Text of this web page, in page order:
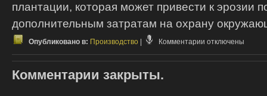
плантации, которая может привести к эрозии
дополнительным затратам на охрану
Опубликовано в: Производство Комментарии отключены
Комментарии закрыты.